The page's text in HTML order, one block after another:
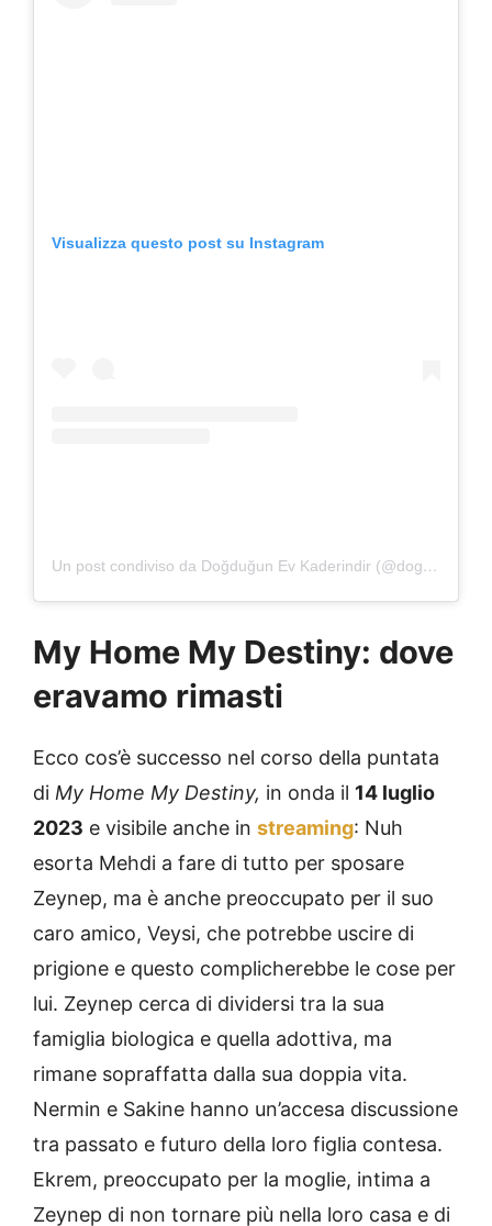
Visualizza questo post su Instagram
Un post condiviso da Doğduğun Ev Kaderindir (@dogdugunevkaderindir)
My Home My Destiny: dove
eravamo rimasti
Ecco cos’è successo nel corso della puntata
di My Home My Destiny, in onda il 14 luglio
2023 e visibile anche in streaming: Nuh
esorta Mehdi a fare di tutto per sposare
Zeynep, ma è anche preoccupato per il suo
caro amico, Veysi, che potrebbe uscire di
prigione e questo complicherebbe le cose per
lui. Zeynep cerca di dividersi tra la sua
famiglia biologica e quella adottiva, ma
rimane sopraffatta dalla sua doppia vita.
Nermin e Sakine hanno un’accesa discussione
tra passato e futuro della loro figlia contesa.
Ekrem, preoccupato per la moglie, intima a
Zeynep di non tornare più nella loro casa e di